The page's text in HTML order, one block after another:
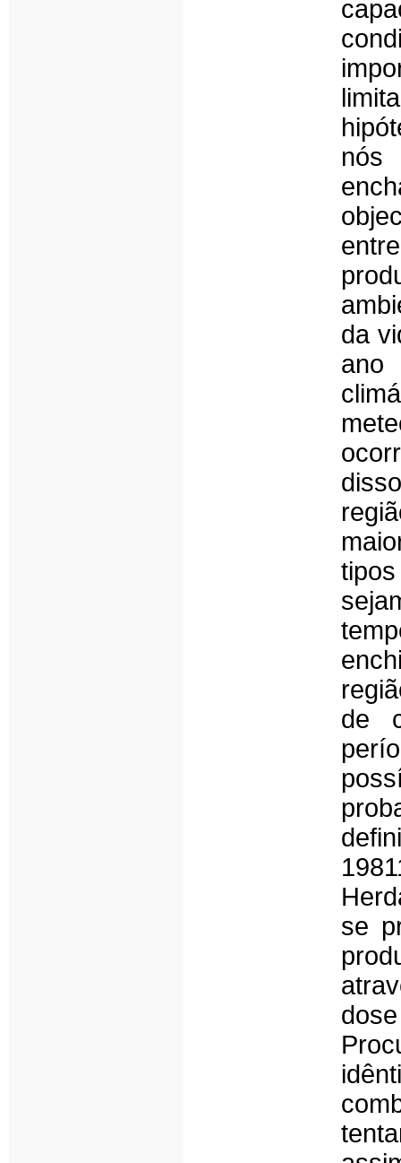
da
ano
de
se